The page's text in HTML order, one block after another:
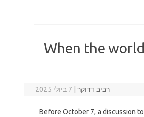
When the
רביב דרוקר 7 ביולי 2025
Before October 7, a discussion